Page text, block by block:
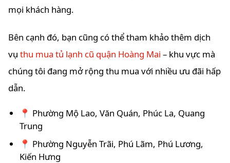
mọi khách hàng.
Bên cạnh đó, bạn cũng có thể tham khảo thêm dịch
vụ thu mua tủ lạnh cũ quận Hoàng Mai – khu vực mà
chúng tôi đang mở rộng thu mua với nhiều ưu đãi hấp
dẫn.
📍 Phường Mộ Lao, Văn Quán, Phúc La, Quang
Trung
📍 Phường Nguyễn Trãi, Phú Lãm, Phú Lương,
Kiến Hưng